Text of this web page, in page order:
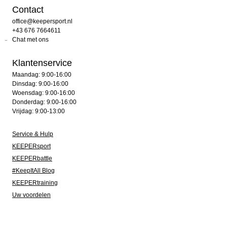
Contact
office@keepersport.nl
+43 676 7664611
Chat met ons
Klantenservice
Maandag: 9:00-16:00
Dinsdag: 9:00-16:00
Woensdag: 9:00-16:00
Donderdag: 9:00-16:00
Vrijdag: 9:00-13:00
Service & Hulp
KEEPERsport
KEEPERbattle
#KeepItAll Blog
KEEPERtraining
Uw voordelen